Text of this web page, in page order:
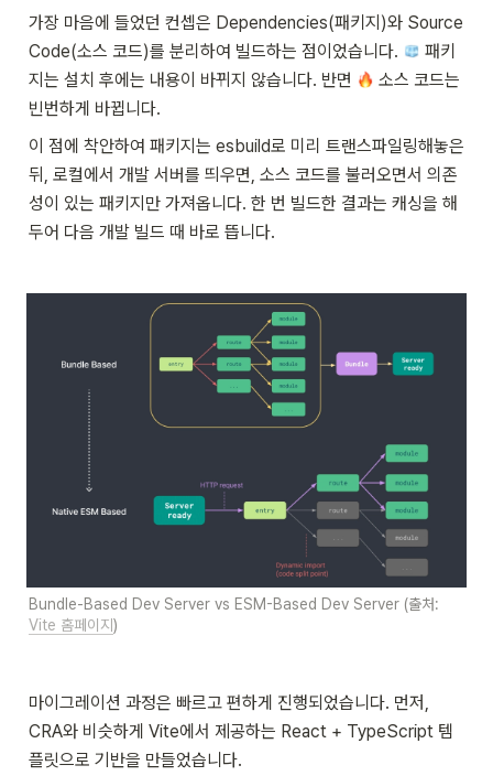
가장 마음에 들었던 컨셉은 Dependencies(패키지)와 Source
Code(소스 코드)를 분리하여 빌드하는 점이었습니다.
패키
지는 설치 후에는 내용이 바뀌지 않습니다. 반면
소스 코드는
빈번하게 바뀝니다.
이 점에 착안하여 패키지는 esbuild로 미리 트랜스파일링해놓은
뒤, 로컬에서 개발 서버를 띄우면, 소스 코드를 불러오면서 의존
성이 있는 패키지만 가져옵니다. 한 번 빌드한 결과는 캐싱을 해
두어 다음 개발 빌드 때 바로 뜹니다.
Vite 홈페이지 )
마이그레이션 과정은 빠르고 편하게 진행되었습니다. 먼저,
CRA와 비슷하게 Vite에서 제공하는 React + TypeScript 템
플릿으로 기반을 만들었습니다.